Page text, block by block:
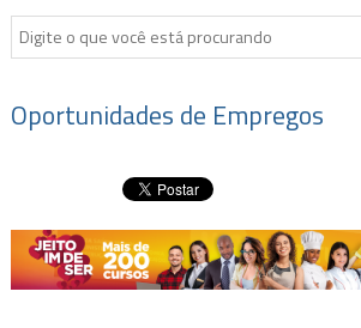
Empregos
Notícias
Associe-se Agora
Oportunidades de Empregos